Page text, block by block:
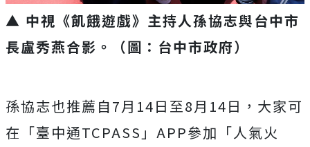
▲ 中視《飢餓遊戲》主持人孫協志與台中市
長盧秀燕合影。（圖：台中市政府）
孫協志也推薦自7月 14日至8月 14日， 大家可
在「臺中通TCPASS 」 APP參加「人氣火